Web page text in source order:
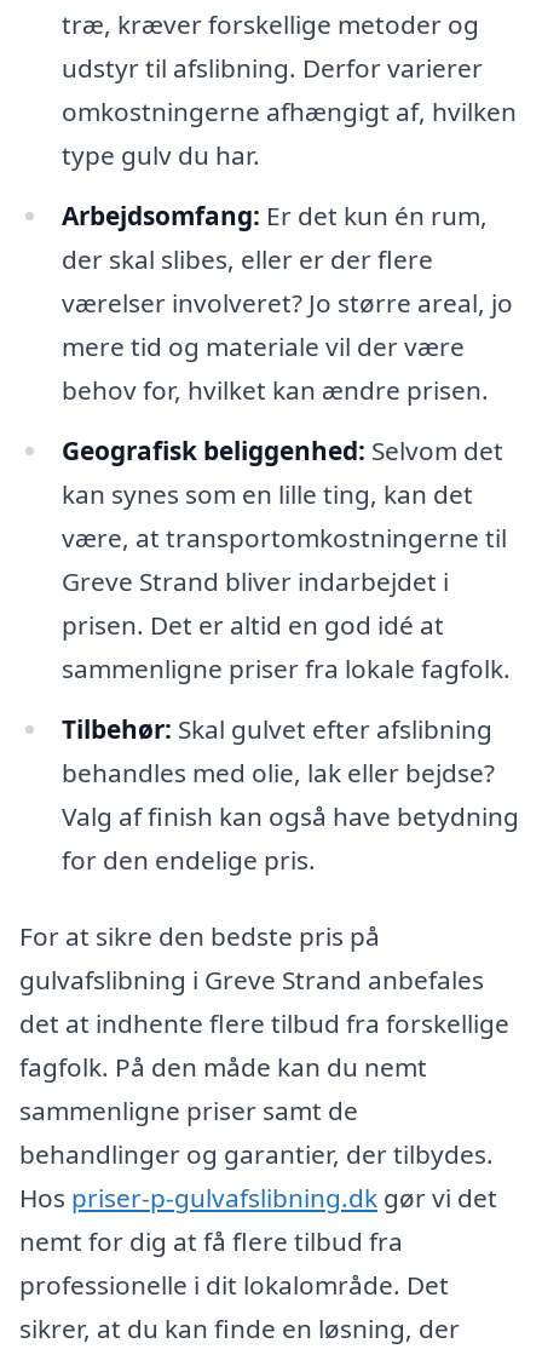
træ, kræver forskellige metoder og
udstyr til afslibning. Derfor varierer
omkostningerne afhængigt af, hvilken
type gulv du har.
Arbejdsomfang: Er det kun én rum,
der skal slibes, eller er der flere
værelser involveret? Jo større areal, jo
mere tid og materiale vil der være
behov for, hvilket kan ændre prisen.
Geografisk beliggenhed: Selvom det
kan synes som en lille ting, kan det
være, at transportomkostningerne til
Greve Strand bliver indarbejdet i
prisen. Det er altid en god idé at
sammenligne priser fra lokale fagfolk.
Tilbehør: Skal gulvet efter afslibning
behandles med olie, lak eller bejdse?
Valg af finish kan også have betydning
for den endelige pris.
For at sikre den bedste pris på
gulvafslibning i Greve Strand anbefales
det at indhente flere tilbud fra forskellige
fagfolk. På den måde kan du nemt
sammenligne priser samt de
behandlinger og garantier, der tilbydes.
Hos priser-p-gulvafslibning.dk gør vi det
nemt for dig at få flere tilbud fra
professionelle i dit lokalområde. Det
sikrer, at du kan finde en løsning, der